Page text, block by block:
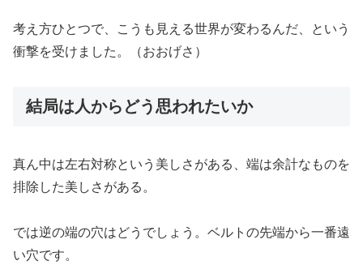
考え方ひとつで、こうも見える世界が変わるんだ、という
衝撃を受けました。（おおげさ）
結局は人からどう思われたいか
真ん中は左右対称という美しさがある、端は余計なものを
排除した美しさがある。
では逆の端の穴はどうでしょう。ベルトの先端から一番遠
い穴です。